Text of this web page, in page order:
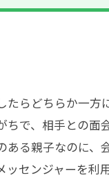
たらどちらか一方
で、相手との面
る親子なのに
センジャーを利